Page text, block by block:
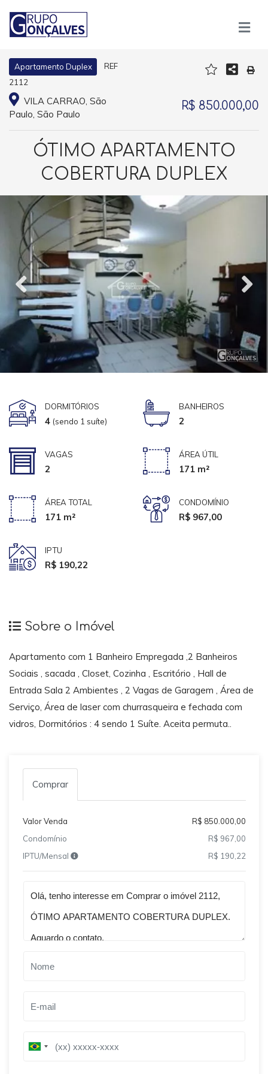
Apartamento Duplex
REF
2112
VILA CARRAO, São
Paulo, São Paulo
R$ 850.000,00
ÓTIMO APARTAMENTO
COBERTURA DUPLEX
DORMITÓRIOS
4 (sendo 1 suíte)
BANHEIROS
2
VAGAS
2
ÁREA ÚTIL
171 m²
ÁREA TOTAL
171 m²
CONDOMÍNIO
R$ 967,00
IPTU
R$ 190,22
Sobre o Imóvel
Apartamento com 1 Banheiro Empregada ,2 Banheiros
Sociais , sacada , Closet, Cozinha , Escritório , Hall de
Entrada Sala 2 Ambientes , 2 Vagas de Garagem , Área de
Serviço, Área de laser com churrasqueira e fechada com
vidros, Dormitórios : 4 sendo 1 Suíte. Aceita permuta..
Comprar
Valor Venda
R$ 850.000,00
Condomínio
R$ 967,00
IPTU/Mensal
R$ 190,22
B